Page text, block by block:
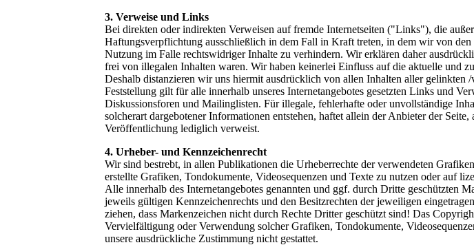
3. Verweise und Links
Bei direkten oder indirekten Verweisen auf fremde Internetseiten ("Links"), die
Haftungsverpflichtung ausschließlich in dem Fall in Kraft treten, in dem wir von
Nutzung im Falle rechtswidriger Inhalte zu verhindern. Wir erklären daher
frei von illegalen Inhalten waren. Wir haben keinerlei Einfluss auf die aktuelle und
Deshalb distanzieren wir uns hiermit ausdrücklich von allen Inhalten aller
Feststellung gilt für alle innerhalb unseres Internetangebotes gesetzten Links und
Diskussionsforen und Mailinglisten. Für illegale, fehlerhafte oder unvollständige
solcherart dargebotener Informationen entstehen, haftet allein der Anbieter der
Veröffentlichung lediglich verweist.
4. Urheber- und Kennzeichenrecht
Wir sind bestrebt, in allen Publikationen die Urheberrechte der verwendeten
erstellte Grafiken, Tondokumente, Videosequenzen und Texte zu nutzen oder auf
Alle innerhalb des Internetangebotes genannten und ggf. durch Dritte geschützten
jeweils gültigen Kennzeichenrechts und den Besitzrechten der jeweiligen
ziehen, dass Markenzeichen nicht durch Rechte Dritter geschützt sind! Das
Vervielfältigung oder Verwendung solcher Grafiken, Tondokumente,
unsere ausdrückliche Zustimmung nicht gestattet.